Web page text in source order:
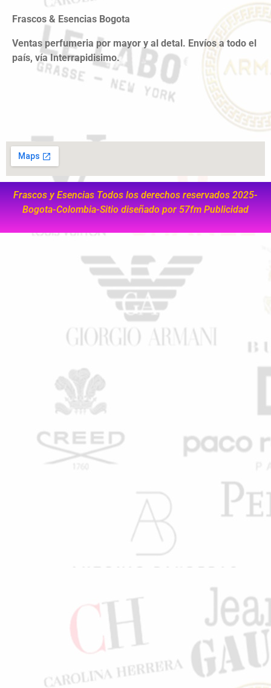
Frascos & Esencias Bogota
Ventas perfumeria por mayor y al detal. Envíos a todo el
país, vía Interrapidisimo.
Frascos y Esencias Todos los derechos reservados 2025-
Bogota-Colombia-Sitio diseñado por 57fm Publicidad